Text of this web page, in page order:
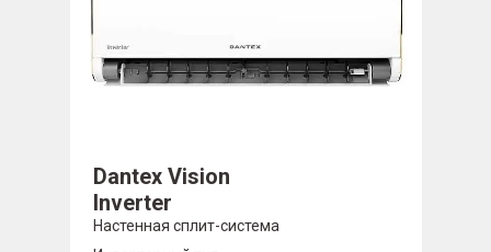
Dantex Vision
Inverter
Настенная сплит-система